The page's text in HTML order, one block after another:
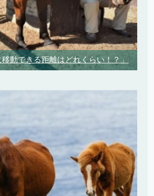
動できる距離はどれくらい！？」